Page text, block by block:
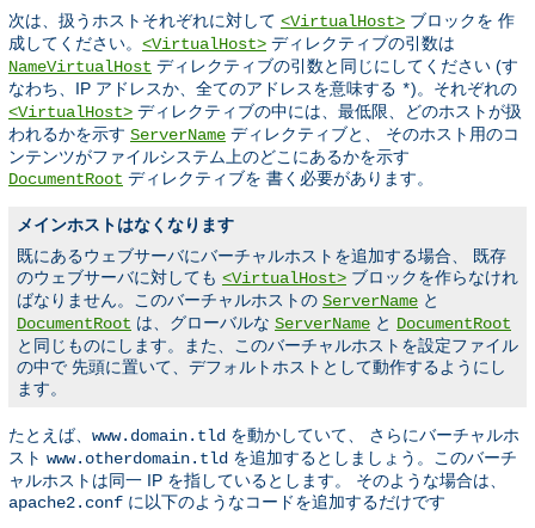
次は、扱うホストそれぞれに対して <VirtualHost> ブロックを 作
成してください。 <VirtualHost> ディレクティブの引数は
NameVirtualHost ディレクティブの引数と同じにしてください (す
なわち、IP アドレスか、全てのアドレスを意味する *)。それぞれの
<VirtualHost> ディレクティブの中には、最低限、どのホストが扱
われるかを示す ServerName ディレクティブと、 そのホスト用のコ
ンテンツがファイルシステム上のどこにあるかを示す
DocumentRoot ディレクティブを 書く必要があります。
メインホストはなくなります
既にあるウェブサーバにバーチャルホストを追加する場合、 既存
のウェブサーバに対しても <VirtualHost> ブロックを作らなけれ
ばなりません。このバーチャルホストの ServerName と
DocumentRoot は、グローバルな ServerName と DocumentRoot
と同じものにします。また、このバーチャルホストを設定ファイル
の中で 先頭に置いて、デフォルトホストとして動作するようにし
ます。
たとえば、 www.domain.tld を動かしていて、 さらにバーチャルホ
スト www.otherdomain.tld を追加するとしましょう。このバーチ
ャルホストは同一 IP を指しているとします。 そのような場合は、
apache2.conf に以下のようなコードを追加するだけです